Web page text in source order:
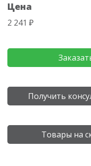
Цена
2 241 ₽
Получить
Товары на